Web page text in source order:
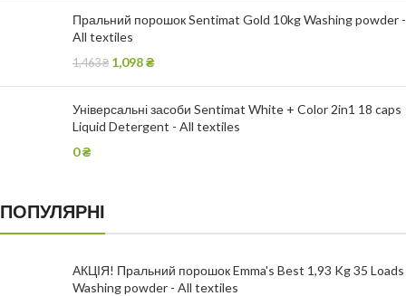
Пральний порошок Sentimat Gold 10kg Washing powder -
All textiles
1,463₴ 1,098₴
Універсальні засоби Sentimat White + Color 2in1 18 caps
Liquid Detergent - All textiles
0₴
ПОПУЛЯРНІ
АКЦІЯ! Пральний порошок Emma's Best 1,93 Kg 35 Loads
Washing powder - All textiles